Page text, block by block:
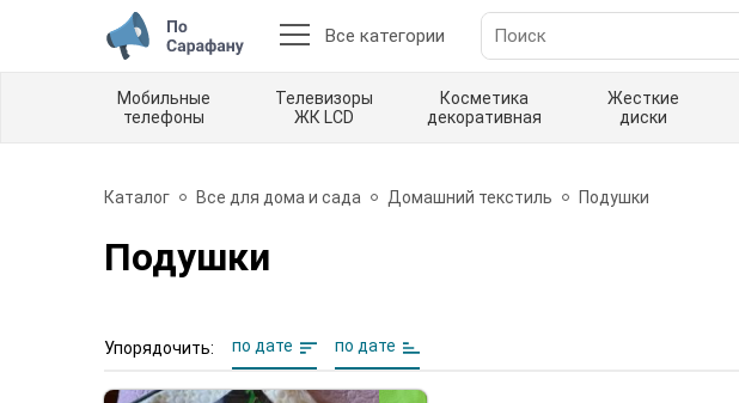
Все категории
Мобильные
телефоны
Телевизоры
ЖК LCD
Косметика
декоративная
Жесткие
диски
Каталог Все для дома и сада Домашний текстиль Подушки
Подушки
Упорядочить: по дате по дате